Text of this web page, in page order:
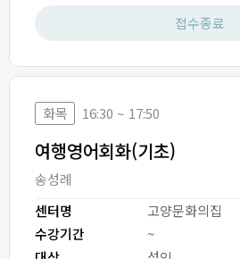
접수종료
여행영어회화(기초)
화목 16:30 ~ 17:50
센터명
고양문화의집
수강기간
~
송성례